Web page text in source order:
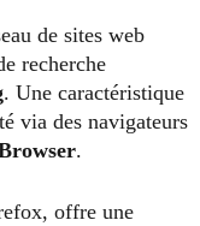
de sites web
recherche
. Une caractéristique
via des navigateurs
.
offre une